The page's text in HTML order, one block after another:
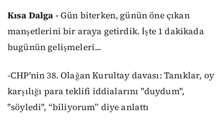
Kısa Dalga -Gün biterken, günün öne çıkan
manşetlerini bir araya getirdik. İşte 1 dakikada
bugünün gelişmeleri...
-CHP'nin 38. Olağan Kurultay davası: Tanıklar, oy
karşılığı para teklifi iddialarını "duydum",
"söyledi", “biliyorum” diye anlattı